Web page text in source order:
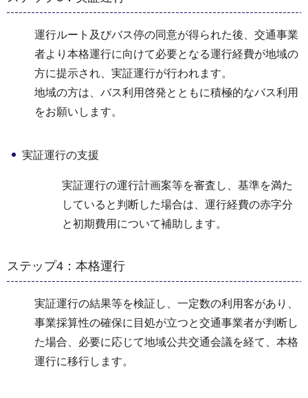
運行ルート及びバス停の同意が得られた後、交通事業
者より本格運行に向けて必要となる運行経費が地域の
方に提示され、実証運行が行われます。
地域の方は、バス利用啓発とともに積極的なバス利用
をお願いします。
実証運行の支援
実証運行の運行計画案等を審査し、基準を満た
していると判断した場合は、運行経費の赤字分
と初期費用について補助します。
ステップ4：本格運行
実証運行の結果等を検証し、一定数の利用客があり、
事業採算性の確保に目処が立つと交通事業者が判断し
た場合、必要に応じて地域公共交通会議を経て、本格
運行に移行します。